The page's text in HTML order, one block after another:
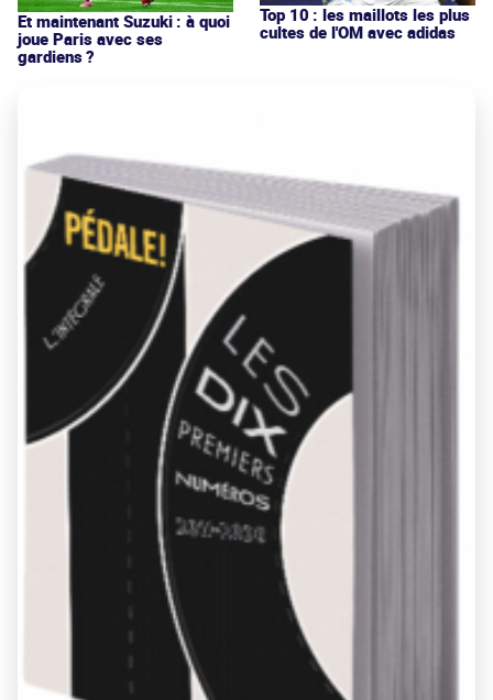
Et maintenant Suzuki : à quoi
joue Paris avec ses
gardiens ?
Top 10 : les maillots les plus
cultes de l'OM avec adidas